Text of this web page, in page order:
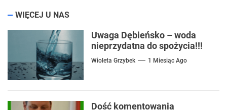
WIĘCEJ U NAS
Uwaga Dębieńsko – woda
nieprzydatna do spożycia!!!
Wioleta Grzybek 1 Miesiąc Ago
Dość komentowania